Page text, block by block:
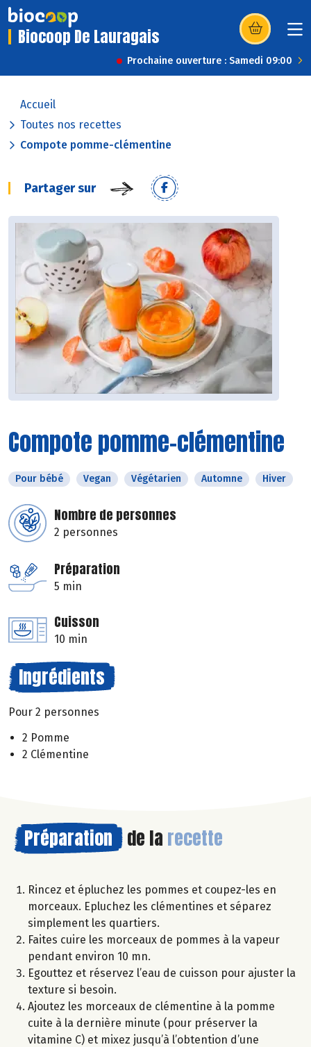
Biocoop De Lauragais (s’ouvre dans
Prochaine ouverture : Samedi 09:00
Accueil
Toutes nos recettes
Compote pomme-clémentine
Partager sur
Compote pomme-clémentine
Pour bébé Vegan Végétarien Automne Hiver
Nombre de personnes
2 personnes
Préparation
5 min
Cuisson
10 min
Ingrédients
Pour 2 personnes
2 Pomme
2 Clémentine
Préparation de la recette
Rincez et épluchez les pommes et coupez-les en
morceaux. Epluchez les clémentines et séparez
simplement les quartiers.
Faites cuire les morceaux de pommes à la vapeur
pendant environ 10 mn.
Egouttez et réservez l’eau de cuisson pour ajuster la
texture si besoin.
Ajoutez les morceaux de clémentine à la pomme
cuite à la dernière minute (pour préserver la
vitamine C) et mixez jusqu’à l’obtention d’une